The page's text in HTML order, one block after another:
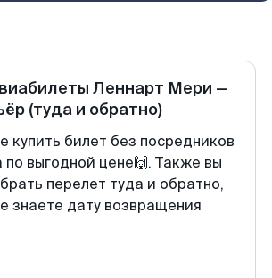
Леннарт Мери —
(туда и обратно)
купить билет без посредников
по выгодной цене🙌. Также вы
перелет туда и обратно,
знаете дату возвращения